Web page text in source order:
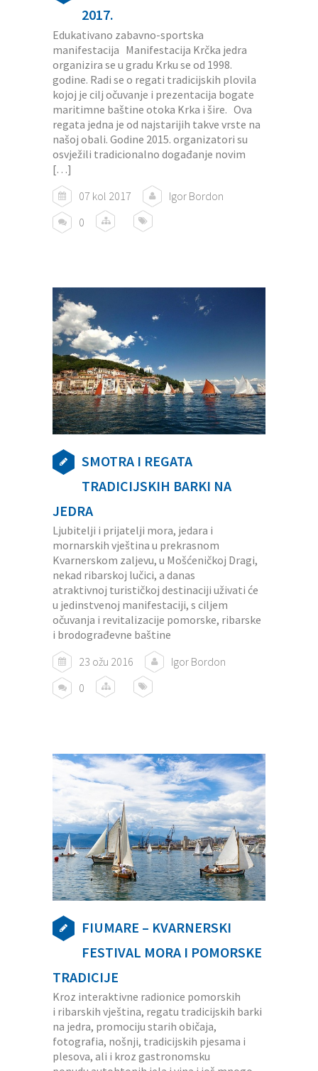
2017.
Edukativano zabavno-sportska
manifestacija Manifestacija Krčka jedra
organizira se u gradu Krku se od 1998.
godine. Radi se o regati tradicijskih plovila
kojoj je cilj očuvanje i prezentacija bogate
maritimne baštine otoka Krka i šire. Ova
regata jedna je od najstarijih takve vrste na
našoj obali. Godine 2015. organizatori su
osvježili tradicionalno događanje novim
[…]
07 kol 2017
Igor Bordon
0
SMOTRA I REGATA
TRADICIJSKIH BARKI NA
JEDRA
Ljubitelji i prijatelji mora, jedara i
mornarskih vještina u prekrasnom
Kvarnerskom zaljevu, u Mošćeničkoj Dragi,
nekad ribarskoj lučici, a danas
atraktivnoj turističkoj destinaciji uživati će
u jedinstvenoj manifestaciji, s ciljem
očuvanja i revitalizacije pomorske, ribarske
i brodograđevne baštine
23 ožu 2016
Igor Bordon
0
FIUMARE – KVARNERSKI
FESTIVAL MORA I POMORSKE
TRADICIJE
Kroz interaktivne radionice pomorskih
i ribarskih vještina, regatu tradicijskih barki
na jedra, promociju starih običaja,
fotografia, nošnji, tradicijskih pjesama i
plesova, ali i kroz gastronomsku